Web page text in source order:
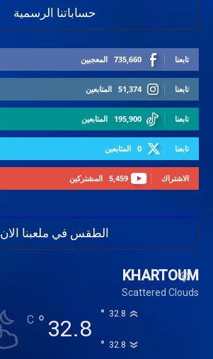
حساباتنا الرسمية
735,660 المعجبين تابعنا
51,374 المتابعين تابعنا
195,900 المتابعين تابعنا
0 المتابعين تابعنا
5,459 المشتركين الاشتراك
الطقس في ملعبنا الان
KHARTOUM
Scattered Clouds
32.8
°
C 32.8
°
32.8
°